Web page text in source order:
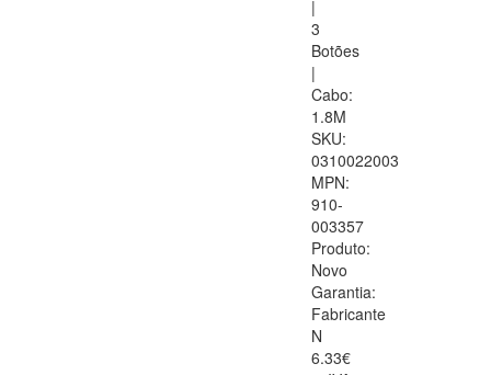
|
3
Botões
|
Cabo:
1.8M
SKU:
0310022003
MPN:
910-
003357
Produto:
Novo
Garantia:
Fabricante
N
6.33€